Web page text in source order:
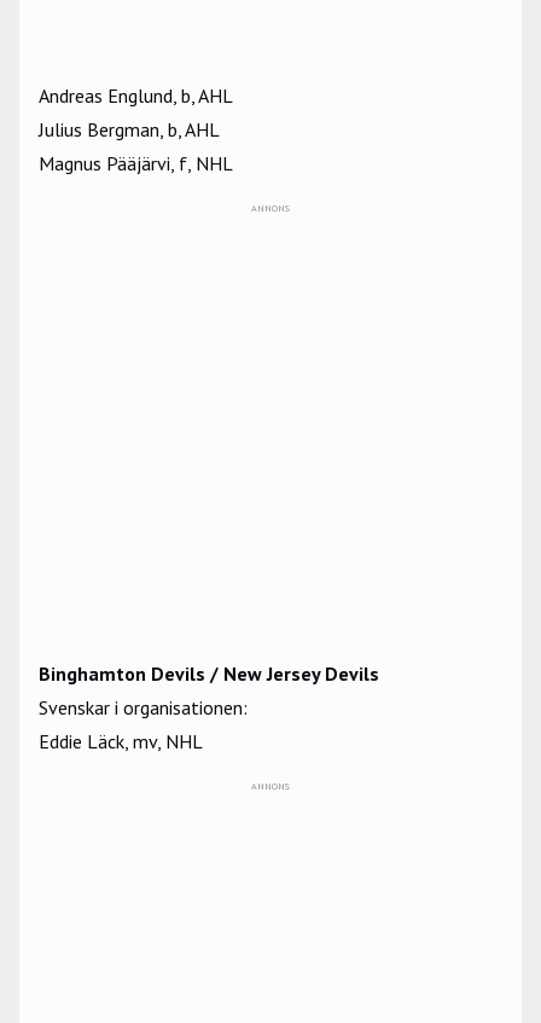
Andreas Englund, b, AHL
Julius Bergman, b, AHL
Magnus Pääjärvi, f, NHL
ANNONS
Binghamton Devils / New Jersey Devils
Svenskar i organisationen:
Eddie Läck, mv, NHL
ANNONS